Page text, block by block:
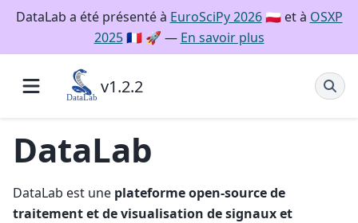
DataLab a été présenté à EuroSciPy 2026🇵🇱 et à OSXP
2025🇫🇷 🚀 — En savoir plus
v1.2.2
DataLab
DataLab est une plateforme open-source de
traitement et de visualisation de signaux et